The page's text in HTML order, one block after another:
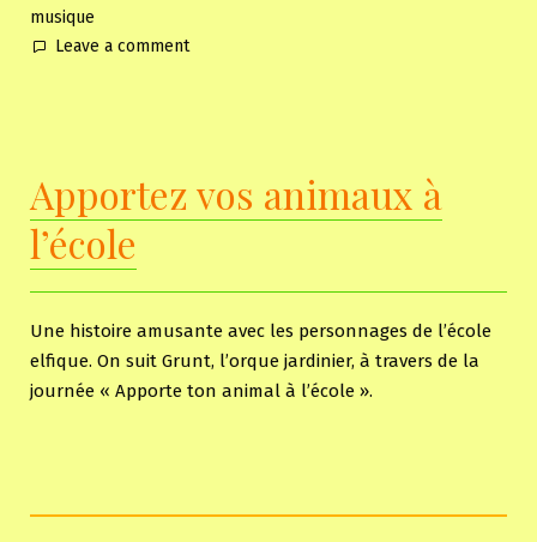
musique
Leave a commenton
Apportez vos animaux à
l’école
Une histoire amusante avec les personnages de l’école
elfique. On suit Grunt, l’orque jardinier, à travers de la
journée « Apporte ton animal à l’école ».